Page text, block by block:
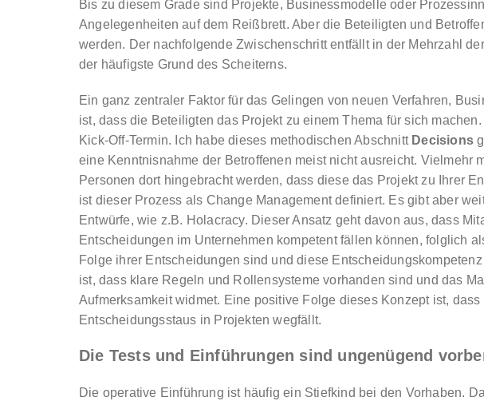
Bis zu diesem Grade sind Projekte, Businessmodelle oder
Angelegenheiten auf dem Reißbrett. Aber die Beteiligten und
werden. Der nachfolgende Zwischenschritt entfällt in der Mehrzahl
der häufigste Grund des Scheiterns.
Ein ganz zentraler Faktor für das Gelingen von neuen Verfahren,
ist, dass die Beteiligten das Projekt zu einem Thema für sich
Kick-Off-Termin. Ich habe dieses methodischen Abschnitt Decisions
eine Kenntnisnahme der Betroffenen meist nicht ausreicht. Vielmehr
Personen dort hingebracht werden, dass diese das Projekt zu Ihrer
ist dieser Prozess als Change Management definiert. Es gibt aber
Entwürfe, wie z.B. Holacracy. Dieser Ansatz geht davon aus, dass
Entscheidungen im Unternehmen kompetent fällen können, folglich
Folge ihrer Entscheidungen sind und diese
ist, dass klare Regeln und Rollensysteme vorhanden sind und das
Aufmerksamkeit widmet. Eine positive Folge dieses Konzept ist,
Entscheidungsstaus in Projekten wegfällt.
Die Tests und Einführungen sind ungenügend
Die operative Einführung ist häufig ein Stiefkind bei den Vorhaben.